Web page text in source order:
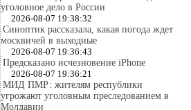
уголовное дело в России
2026-08-07 19:38:32
Синоптик рассказала, какая погода ждет
москвичей в выходные
2026-08-07 19:36:43
Предсказано исчезновение iPhone
2026-08-07 19:36:21
МИД ПМР: жителям республики
угрожают уголовным преследованием в
Молдавии